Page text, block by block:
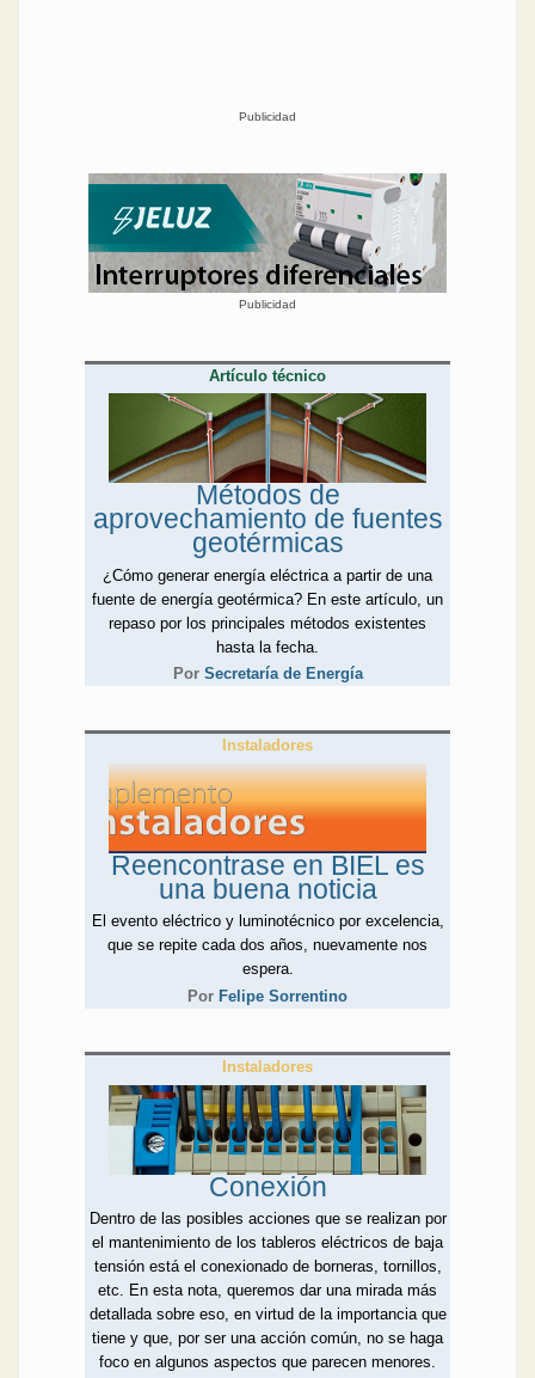
Publicidad
Publicidad
Artículo técnico
Métodos de
aprovechamiento de fuentes
geotérmicas
¿Cómo generar energía eléctrica a partir de una
fuente de energía geotérmica? En este artículo, un
repaso por los principales métodos existentes
hasta la fecha.
Por Secretaría de Energía
Instaladores
Reencontrase en BIEL es
una buena noticia
El evento eléctrico y luminotécnico por excelencia,
que se repite cada dos años, nuevamente nos
espera.
Por Felipe Sorrentino
Instaladores
Conexión
Dentro de las posibles acciones que se realizan por
el mantenimiento de los tableros eléctricos de baja
tensión está el conexionado de borneras, tornillos,
etc. En esta nota, queremos dar una mirada más
detallada sobre eso, en virtud de la importancia que
tiene y que, por ser una acción común, no se haga
foco en algunos aspectos que parecen menores.